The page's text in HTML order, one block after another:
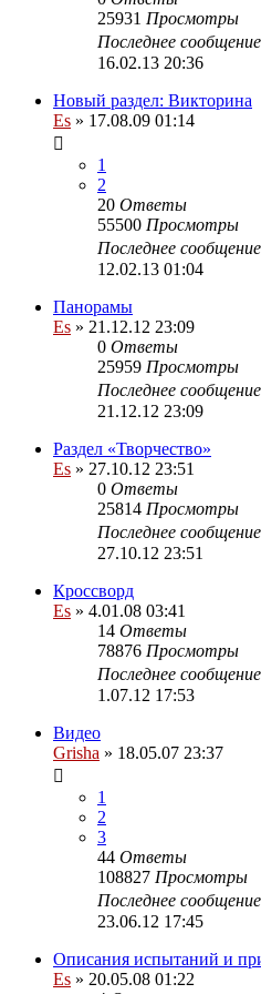
25931 Просмотры
Последнее сообщение
16.02.13 20:36
Новый раздел: Викторина
Es » 17.08.09 01:14
1
2
20 Ответы
55500 Просмотры
Последнее сообщение
12.02.13 01:04
Панорамы
Es » 21.12.12 23:09
0 Ответы
25959 Просмотры
Последнее сообщение
21.12.12 23:09
Раздел «Творчество»
Es » 27.10.12 23:51
0 Ответы
25814 Просмотры
Последнее сообщение
27.10.12 23:51
Кроссворд
Es » 4.01.08 03:41
14 Ответы
78876 Просмотры
Последнее сообщение
1.07.12 17:53
Видео
Grisha » 18.05.07 23:37
1
2
3
44 Ответы
108827 Просмотры
Последнее сообщение
23.06.12 17:45
Описания испытаний и
Es » 20.05.08 01:22